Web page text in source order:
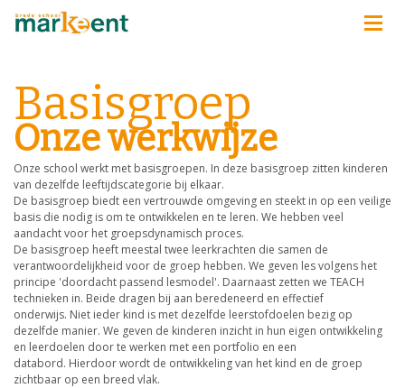
Basisgroep
Onze werkwijze
Onze school werkt met basisgroepen. In deze basisgroep zitten kinderen
van dezelfde leeftijdscategorie bij elkaar.
De basisgroep biedt een vertrouwde omgeving en steekt in op een veilige
basis die nodig is om te ontwikkelen en te leren. We hebben veel
aandacht voor het groepsdynamisch proces.
De basisgroep heeft meestal twee leerkrachten die samen de
verantwoordelijkheid voor de groep hebben. We geven les volgens het
principe 'doordacht passend lesmodel'. Daarnaast zetten we TEACH
technieken in. Beide dragen bij aan beredeneerd en effectief
onderwijs. Niet ieder kind is met dezelfde leerstofdoelen bezig op
dezelfde manier. We geven de kinderen inzicht in hun eigen ontwikkeling
en leerdoelen door te werken met een portfolio en een
databord. Hierdoor wordt de ontwikkeling van het kind en de groep
zichtbaar op een breed vlak.